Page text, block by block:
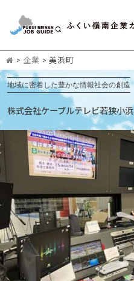
> 企業 > 美浜町
地域に密着した豊かな情報社会の創造
株式会社ケーブルテレビ若狭小浜